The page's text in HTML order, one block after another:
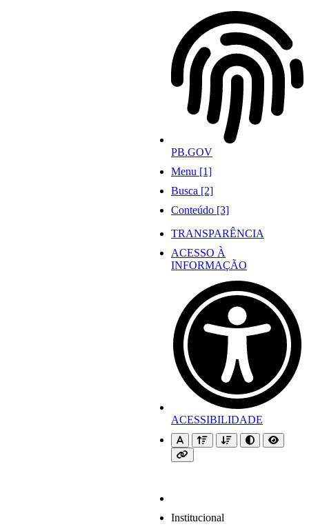
PB.GOV
Menu [1]
Busca [2]
Conteúdo [3]
TRANSPARÊNCIA
ACESSO À
INFORMAÇÃO
ACESSIBILIDADE
Institucional